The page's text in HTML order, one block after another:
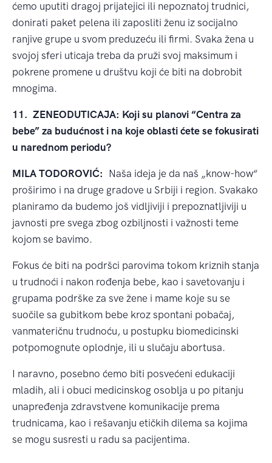
ćemo uputiti dragoj prijatejici ili nepoznatoj trudnici,
donirati paket pelena ili zaposliti ženu iz socijalno
ranjive grupe u svom preduzeću ili firmi. Svaka žena u
svojoj sferi uticaja treba da pruži svoj maksimum i
pokrene promene u društvu koji će biti na dobrobit
mnogima.
11. ZENEODUTICAJA: Koji su planovi “Centra za
bebe” za budućnost i na koje oblasti ćete se fokusirati
u narednom periodu?
MILA TODOROVIĆ: Naša ideja je da naš „know-how“
proširimo i na druge gradove u Srbiji i region. Svakako
planiramo da budemo još vidljiviji i prepoznatljiviji u
javnosti pre svega zbog ozbiljnosti i važnosti teme
kojom se bavimo.
Fokus će biti na podršci parovima tokom kriznih stanja
u trudnoći i nakon rođenja bebe, kao i savetovanju i
grupama podrške za sve žene i mame koje su se
suočile sa gubitkom bebe kroz spontani pobačaj,
vanmateričnu trudnoću, u postupku biomedicinski
potpomognute oplodnje, ili u slučaju abortusa.
I naravno, posebno ćemo biti posvećeni edukaciji
mladih, ali i obuci medicinskog osoblja u po pitanju
unapređenja zdravstvene komunikacije prema
trudnicama, kao i rešavanju etičkih dilema sa kojima
se mogu susresti u radu sa pacijentima.